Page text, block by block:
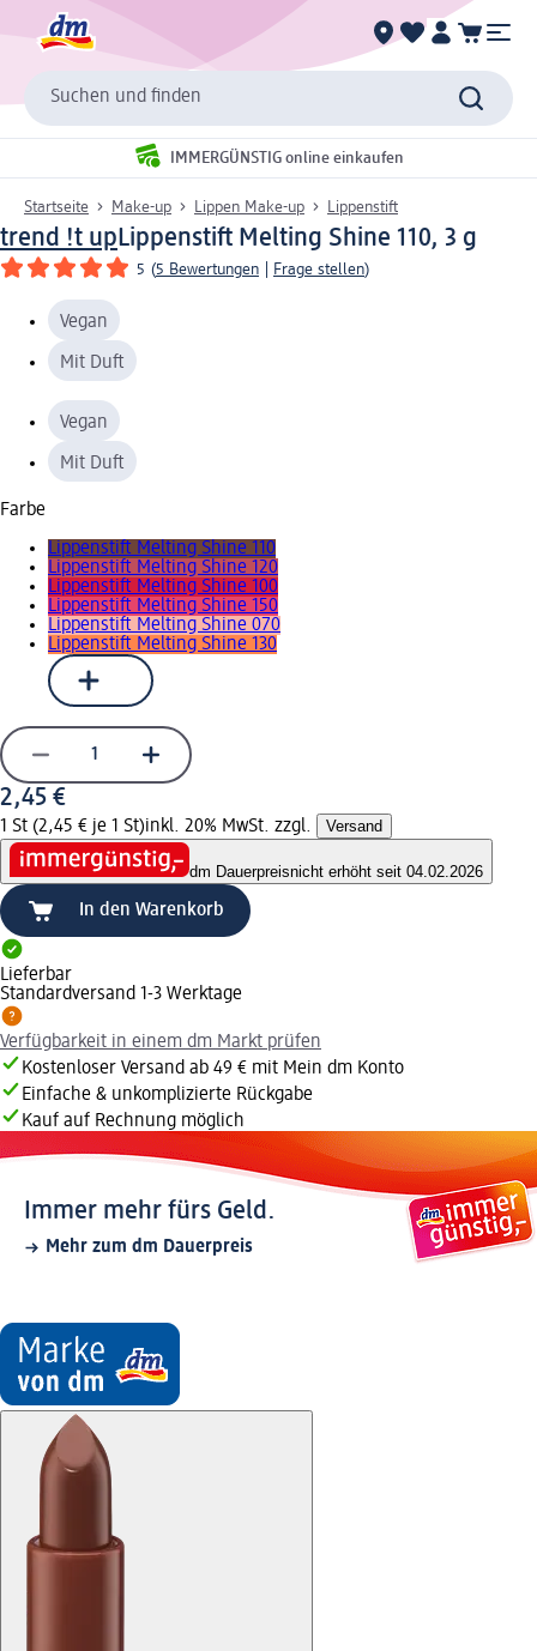
Suchen und finden
IMMERGÜNSTIG online einkaufen
Startseite Make-up Lippen Make-up Lippenstift
trend !t upLippenstift Melting Shine 110, 3 g
5 (5 Bewertungen Frage stellen)
Vegan
Mit Duft
Vegan
Mit Duft
Farbe
Lippenstift Melting Shine 110
Lippenstift Melting Shine 120
Lippenstift Melting Shine 100
Lippenstift Melting Shine 150
Lippenstift Melting Shine 070
Lippenstift Melting Shine 130
2,45 €
1 St (2,45 € je 1 St)inkl. 20% MwSt. zzgl. Versand
dm Dauerpreisnicht erhöht seit 04.02.2026
In den Warenkorb
Lieferbar
Standardversand 1-3 Werktage
Verfügbarkeit in einem dm Markt prüfen
Kostenloser Versand ab 49 € mit Mein dm Konto
Einfache & unkomplizierte Rückgabe
Kauf auf Rechnung möglich
Immer mehr fürs Geld.
Mehr zum dm Dauerpreis